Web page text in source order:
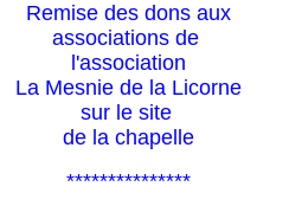
Remise des dons aux
associations de
l'association
La Mesnie de la Licorne
sur le site
de la chapelle
***************